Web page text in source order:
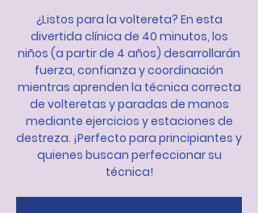
¿Listos para la voltereta? En esta
divertida clínica de 40 minutos, los
niños (a partir de 4 años) desarrollarán
fuerza, confianza y coordinación
mientras aprenden la técnica correcta
de volteretas y paradas de manos
mediante ejercicios y estaciones de
destreza. ¡Perfecto para principiantes y
quienes buscan perfeccionar su
técnica!